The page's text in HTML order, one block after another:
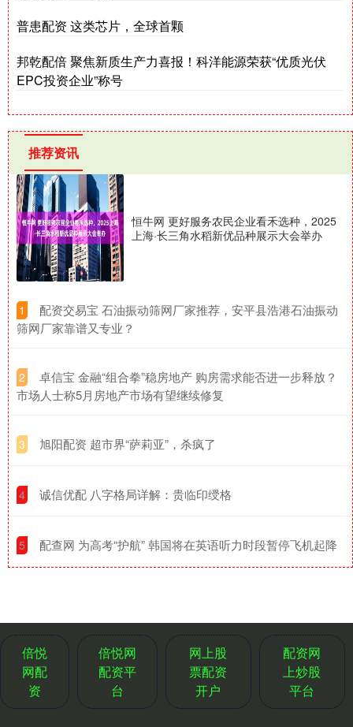
普患配资 这类芯片，全球首颗
邦乾配倍 聚焦新质生产力喜报！科洋能源荣获“优质光伏
EPC投资企业”称号
推荐资讯
恒牛网 更好服务农民企业看禾选种，2025
上海·长三角水稻新优品种展示大会举办
1
​配资交易宝 石油振动筛网厂家推荐，安平县浩港石油振动
筛网厂家靠谱又专业？
2
​卓信宝 金融“组合拳”稳房地产 购房需求能否进一步释放？
市场人士称5月房地产市场有望继续修复
3 ​旭阳配资 超市界“萨莉亚”，杀疯了
4 ​诚信优配 八字格局详解：贵临印绶格
5 ​配查网 为高考“护航” 韩国将在英语听力时段暂停飞机起降
倍悦
网配
资
倍悦网
配资平
台
网上股
票配资
开户
配资网
上炒股
平台